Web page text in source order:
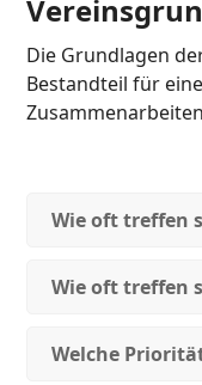
Die Grundlagen
Bestandteil für
Wie oft treffen
Wie oft treffen
Welche